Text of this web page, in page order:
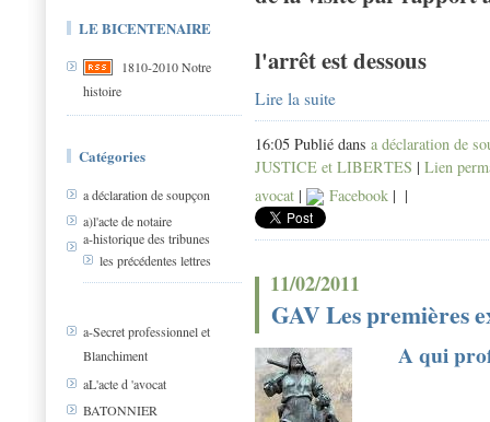
LE BICENTENAIRE
1810-2010 Notre
histoire
Catégories
a déclaration de soupçon
a)l'acte de notaire
a-historique des tribunes
les précédentes lettres
a-Secret professionnel et
Blanchiment
aL'acte d 'avocat
BATONNIER
l'arrêt est dessous
Lire la suite
16:05 Publié dans a déclaration de
JUSTICE et LIBERTES | Lien
avocat | Facebook | |
11/02/2011
GAV Les premières
A qui